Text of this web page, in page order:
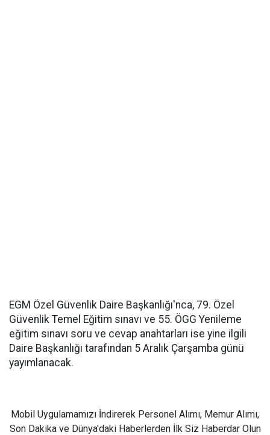
EGM Özel Güvenlik Daire Başkanlığı'nca, 79. Özel
Güvenlik Temel Eğitim sınavı ve 55. ÖGG Yenileme
eğitim sınavı soru ve cevap anahtarları ise yine ilgili
Daire Başkanlığı tarafından 5 Aralık Çarşamba günü
yayımlanacak.
Mobil Uygulamamızı İndirerek Personel Alımı, Memur Alımı,
Son Dakika ve Dünya'daki Haberlerden İlk Siz Haberdar Olun